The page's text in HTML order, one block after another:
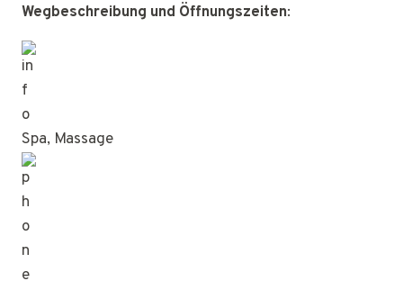
Wegbeschreibung und Öffnungszeiten:
Spa, Massage